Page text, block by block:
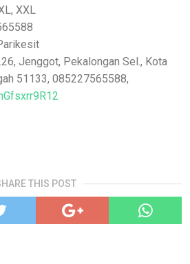
XXL
Jenggot, Pekalongan Sel., Kota
51133, 085227565588,
THIS POST